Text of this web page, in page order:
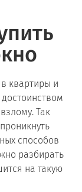
квартиры и
Так
способов
разбирать
на такую